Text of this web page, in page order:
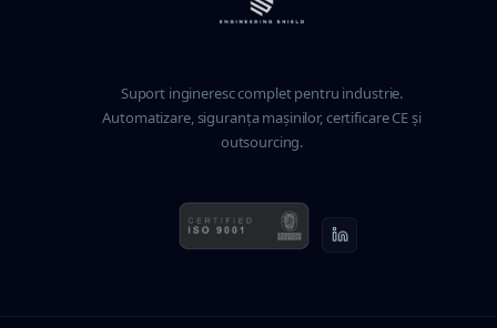
Suport ingineresc complet pentru industrie.
Automatizare, siguranța mașinilor, certificare CE și
outsourcing.